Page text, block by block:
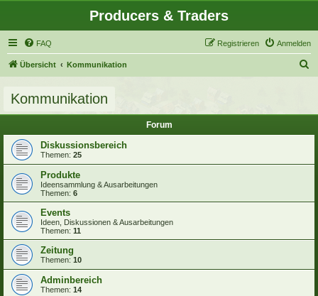
Producers & Traders
FAQ Anmelden
Registrieren
Übersicht Kommunikation
h
Kommunikation
Forum
Diskussionsbereich
Themen: 25
Produkte
Ideensammlung & Ausarbeitungen
Themen: 6
Events
Ideen, Diskussionen & Ausarbeitungen
Themen: 11
Zeitung
Themen: 10
Adminbereich
Themen: 14